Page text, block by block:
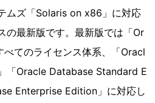
ムズ「Solaris on x86」に対応
の最新版です。最新版では「Or
てのライセンス体系、「Oracl
「Oracle Database Standard E
Enterprise Edition」に対応し